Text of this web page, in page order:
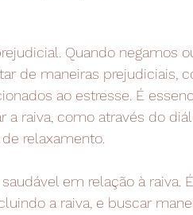
Quando negamos
de maneiras prejudiciais,
ao estresse. É
a raiva, como através do
relaxamento.
em relação à raiva.
a raiva, e buscar